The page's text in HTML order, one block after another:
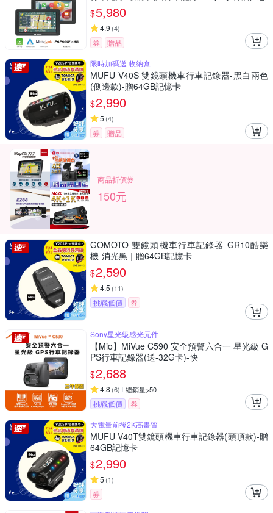
$5,980
4.9 (4)
券
贈品
限時加碼送 收納盒
MUFU V40S 雙鏡頭機車行車記錄器-黑白兩色
(側邊款)-贈64GB記憶卡
$2,990
5 (4)
券 贈品
商品折價券
150元
GOMOTO 雙鏡頭機車行車記錄器 GR10酷樂
機-消光黑｜贈64GB記憶卡
$2,590
4.5 (11)
挑戰低價 券
Sony星光級感光元件
【Mio】MiVue C590 安全預警六合一 星光級 G
PS行車記錄器(送-32G卡)-快
$2,688
4.8 (6) 總銷量>50
挑戰低價
券
大電量前後2K高畫質
MUFU V40T雙鏡頭機車行車記錄器(頭頂款)-贈
64GB記憶卡
$2,990
5 (1)
券